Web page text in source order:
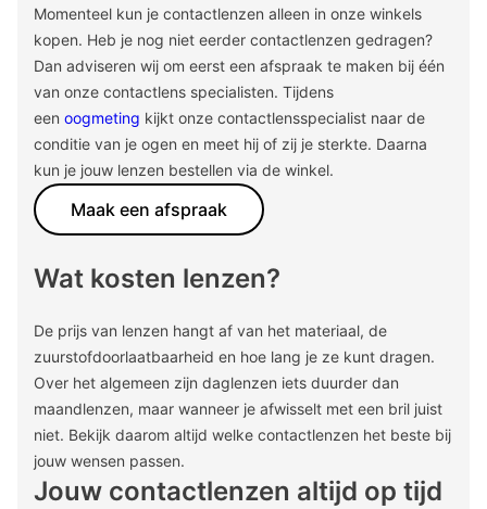
Momenteel kun je contactlenzen alleen in onze winkels
kopen. Heb je nog niet eerder contactlenzen gedragen?
Dan adviseren wij om eerst een afspraak te maken bij één
van onze contactlens specialisten. Tijdens
een oogmeting kijkt onze contactlensspecialist naar de
conditie van je ogen en meet hij of zij je sterkte. Daarna
kun je jouw lenzen bestellen via de winkel.
Maak een afspraak
Wat kosten lenzen?
De prijs van lenzen hangt af van het materiaal, de
zuurstofdoorlaatbaarheid en hoe lang je ze kunt dragen.
Over het algemeen zijn daglenzen iets duurder dan
maandlenzen, maar wanneer je afwisselt met een bril juist
niet. Bekijk daarom altijd welke contactlenzen het beste bij
jouw wensen passen.
Jouw contactlenzen altijd op tijd